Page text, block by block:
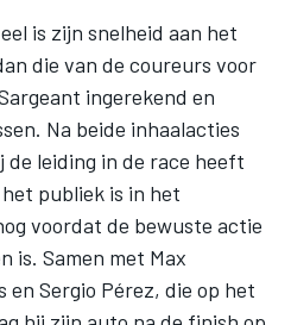
is zijn snelheid aan het
die van de coureurs voor
ingerekend en
. Na beide inhaalacties
leiding in de race heeft
publiek is in het
voordat de bewuste actie
is. Samen met Max
en Sergio Pérez, die op het